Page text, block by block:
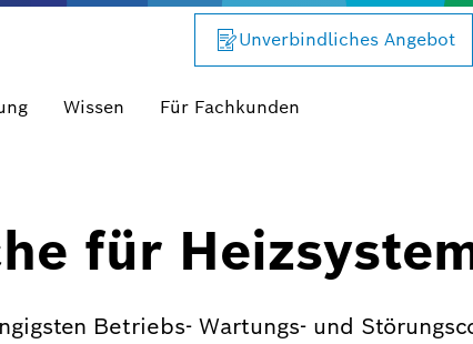
Unverbindliches Angebot
Wissen Für Fachkunden
für
Betriebs- Wartungs- und